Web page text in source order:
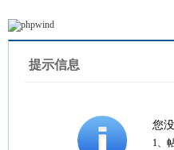
提示信息
您
1、